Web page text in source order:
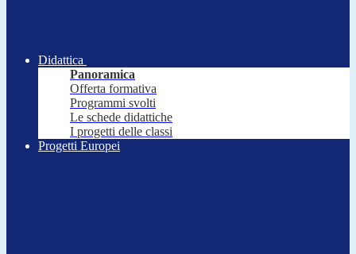
Didattica
Panoramica
Offerta formativa
Programmi svolti
Le schede didattiche
I progetti delle classi
Progetti Europei